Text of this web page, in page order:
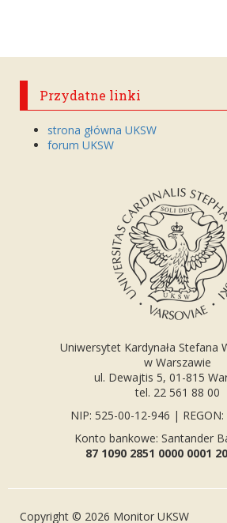
Przydatne linki
strona główna UKSW
forum UKSW
Uniwersytet Kardynała Stefana
w Warszawie
ul. Dewajtis 5, 01-815
tel. 22 561 88 00
NIP: 525-00-12-946 |
Konto bankowe: Santander
87 1090 2851 0000 0001
Copyright © 2026 Monitor UKSW